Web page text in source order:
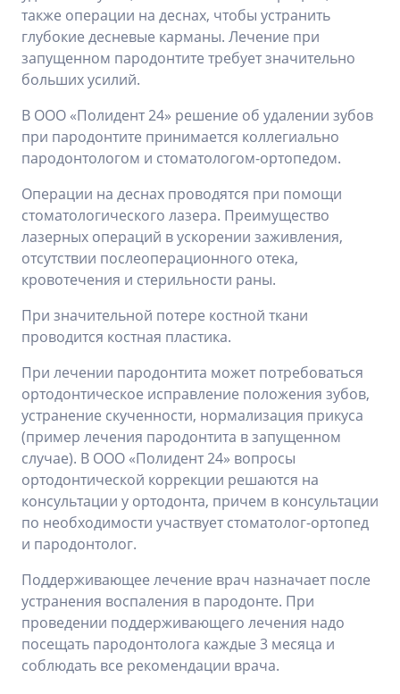
также операции на деснах, чтобы устранить
глубокие десневые карманы. Лечение при
запущенном пародонтите требует значительно
больших усилий.
В ООО «Полидент 24» решение об удалении зубов
при пародонтите принимается коллегиально
пародонтологом и стоматологом-ортопедом.
Операции на деснах проводятся при помощи
стоматологического лазера. Преимущество
лазерных операций в ускорении заживления,
отсутствии послеоперационного отека,
кровотечения и стерильности раны.
При значительной потере костной ткани
проводится костная пластика.
При лечении пародонтита может потребоваться
ортодонтическое исправление положения зубов,
устранение скученности, нормализация прикуса
(пример лечения пародонтита в запущенном
случае). В ООО «Полидент 24» вопросы
ортодонтической коррекции решаются на
консультации у ортодонта, причем в консультации
по необходимости участвует стоматолог-ортопед
и пародонтолог.
Поддерживающее лечение врач назначает после
устранения воспаления в пародонте. При
проведении поддерживающего лечения надо
посещать пародонтолога каждые 3 месяца и
соблюдать все рекомендации врача.